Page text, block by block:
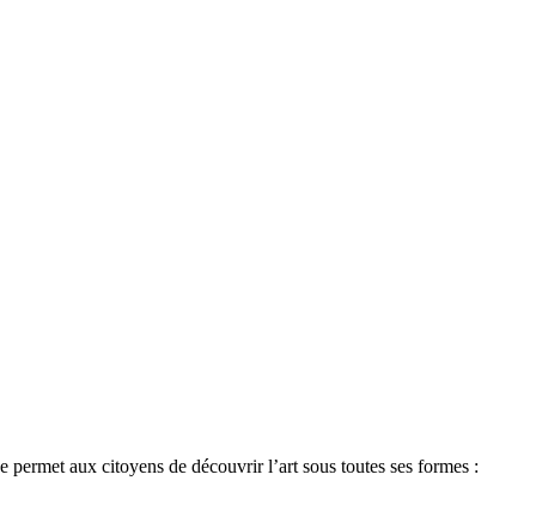
aux citoyens de découvrir l’art sous toutes ses formes :